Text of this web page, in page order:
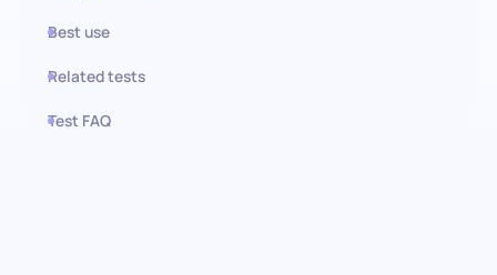
Best use
Related tests
Test FAQ